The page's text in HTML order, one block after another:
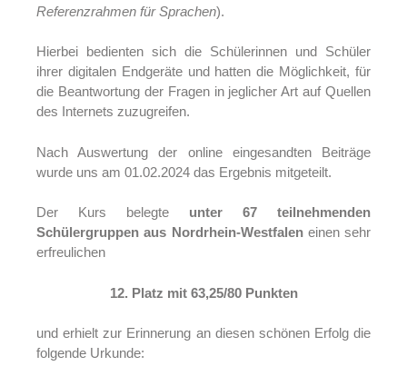
Referenzrahmen für Sprachen).
Hierbei bedienten sich die Schülerinnen und Schüler
ihrer digitalen Endgeräte und hatten die Möglichkeit, für
die Beantwortung der Fragen in jeglicher Art auf Quellen
des Internets zuzugreifen.
Nach Auswertung der online eingesandten Beiträge
wurde uns am 01.02.2024 das Ergebnis mitgeteilt.
Der Kurs belegte unter 67 teilnehmenden
Schülergruppen aus Nordrhein-Westfaleneinen sehr
erfreulichen
12. Platz mit 63,25/80 Punkten
und erhielt zur Erinnerung an diesen schönen Erfolg die
folgende Urkunde: